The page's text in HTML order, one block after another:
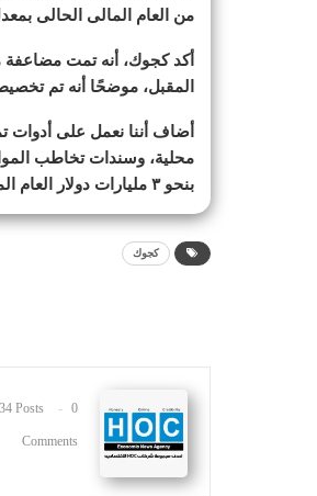
من العام المالى الحالى
أكد كجوك، أنه تمت مضاعفة
المقبل، موضحًا أنه تم تخصيص ٧٨ مليار جنيه أكبر مساندة استثنائية لتشجيع الأنشطة الصناعية والتصديرية
أضاف أننا نعمل على
محلية، وسندات تخاطب
بنحو ٣ مليارات دولار العام الماضى، ونستهدف خفضه خلال العام المالى الحالى بما يتراوح بين ١ إلى ٢ مليار دولار
كجوك
Posts 0
Comments